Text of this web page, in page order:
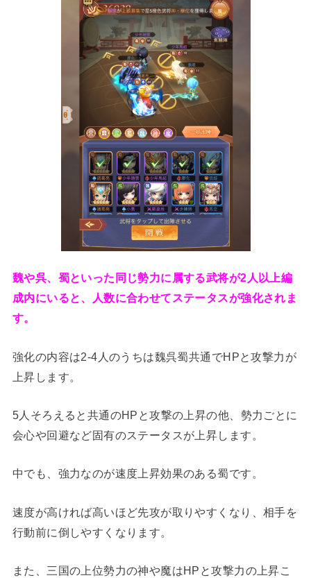
魏や呉、蜀といった同じ勢力に属する武将が2人以上編
成内にいると、人数に合わせてステータスが強化されま
す。
強化の内容は2-4人のうちは魏呉蜀共通でHPと攻撃力が
上昇します。
5人そろえると共通のHPと攻撃の上昇の他、勢力ごとに
会心や回避など固有のステータスが上昇します。
中でも、強力なのが速度上昇効果のある蜀です。
速度が高ければ高いほど先攻が取りやすくなり、相手を
行動前に倒しやすくなります。
また、三国の上位勢力の神や魔はHPと攻撃力の上昇こ